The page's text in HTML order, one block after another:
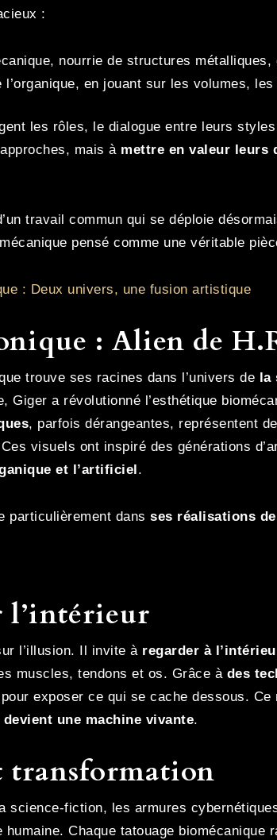
:
nourrie de structures
l’organique, en jouant sur les volumes,
les rôles, le dialogue entre leurs
mais à mettre en valeur leurs
travail commun qui se déploie
pensé comme une véritable
: Deux univers, une fusion artistique
: Alien de
trouve ses racines dans l’univers de la
Giger a révolutionné l’esthétique
, parfois dérangeantes, représentent
visuels ont inspiré des générations
et l’artificiel.
particulièrement dans ses réalisations
l’intérieur
l’illusion. Il invite à regarder à
muscles, tendons et os. Grâce à des
exposer ce qui se cache dessous.
une machine vivante.
transformation
science-fiction, les armures
Chaque tatouage biomécanique